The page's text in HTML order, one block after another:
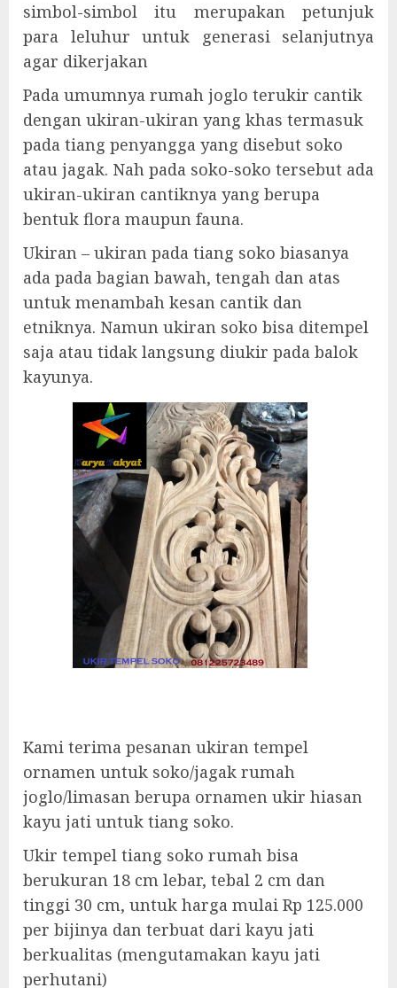
simbol-simbol itu merupakan petunjuk
para leluhur untuk generasi selanjutnya
agar dikerjakan
Pada umumnya rumah joglo terukir cantik
dengan ukiran-ukiran yang khas termasuk
pada tiang penyangga yang disebut soko
atau jagak. Nah pada soko-soko tersebut ada
ukiran-ukiran cantiknya yang berupa
bentuk flora maupun fauna.
Ukiran – ukiran pada tiang soko biasanya
ada pada bagian bawah, tengah dan atas
untuk menambah kesan cantik dan
etniknya. Namun ukiran soko bisa ditempel
saja atau tidak langsung diukir pada balok
kayunya.
Kami terima pesanan ukiran tempel
ornamen untuk soko/jagak rumah
joglo/limasan berupa ornamen ukir hiasan
kayu jati untuk tiang soko.
Ukir tempel tiang soko rumah bisa
berukuran 18 cm lebar, tebal 2 cm dan
tinggi 30 cm, untuk harga mulai Rp 125.000
per bijinya dan terbuat dari kayu jati
berkualitas (mengutamakan kayu jati
perhutani)